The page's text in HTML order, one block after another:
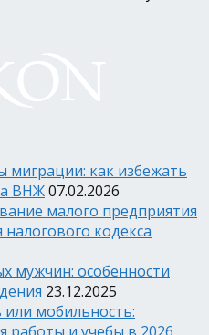
миграции: как избежать
ВНЖ07.02.2026
малого предприятия
кодекса
мужчин: особенности
23.12.2025
мобильность: